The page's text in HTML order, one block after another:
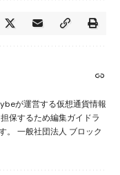
が運営する仮想通貨情報
保するため編集ガイドラ
。 一般社団法人 ブロック